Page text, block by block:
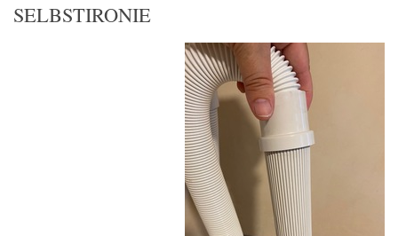
SELBSTIRONIE